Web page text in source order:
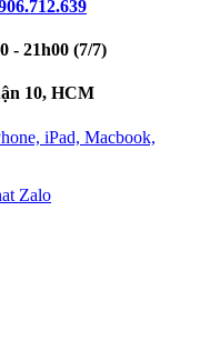
- 21h00 (7/7)
10, HCM
iPad, Macbook,
Zalo